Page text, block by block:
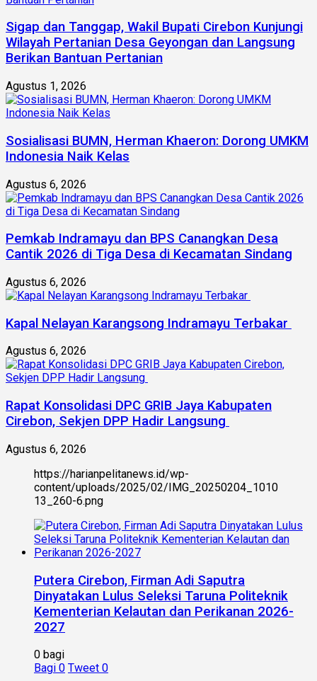
Sigap dan Tanggap, Wakil Bupati Cirebon Kunjungi
Wilayah Pertanian Desa Geyongan dan Langsung
Berikan Bantuan Pertanian
Agustus 1, 2026
Sosialisasi BUMN, Herman Khaeron: Dorong UMKM
Indonesia Naik Kelas
Agustus 6, 2026
Pemkab Indramayu dan BPS Canangkan Desa
Cantik 2026 di Tiga Desa di Kecamatan Sindang
Agustus 6, 2026
Kapal Nelayan Karangsong Indramayu Terbakar
Agustus 6, 2026
Rapat Konsolidasi DPC GRIB Jaya Kabupaten
Cirebon, Sekjen DPP Hadir Langsung
Agustus 6, 2026
https://harianpelitanews.id/wp-
content/uploads/2025/02/IMG_20250204_1010
13_260-6.png
Putera Cirebon, Firman Adi Saputra
Dinyatakan Lulus Seleksi Taruna Politeknik
Kementerian Kelautan dan Perikanan 2026-
2027
0 bagi
Bagi 0 Tweet 0